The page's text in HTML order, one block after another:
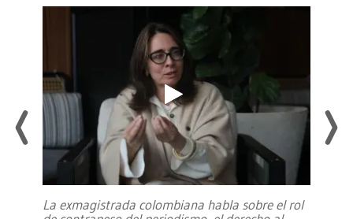
La exmagistrada colombiana habla sobre el rol